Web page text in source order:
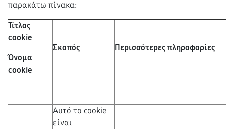
παρακάτω πίνακα:
Τίτλος
cookie
Όνομα
cookie
Σκοπός Περισσότερες πληροφορίες
Αυτό το cookie
είναι